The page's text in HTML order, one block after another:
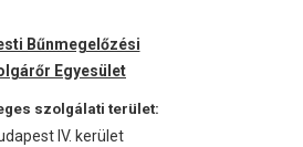
Bűnmegelőzési
Egyesület
szolgálati terület:
IV. kerület